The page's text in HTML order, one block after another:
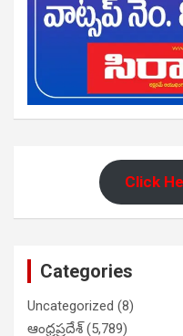
Click
Categories
Uncategorized (8)
ఆంధ్రప్రదేశ్(5,789)